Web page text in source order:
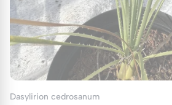
drainage optimal.
Arrosage: Bien que le
résistant à la sécheresse,
régulier durant la période
(printemps-été) favorise
développement sain. En
Dasylirion cedrosanum